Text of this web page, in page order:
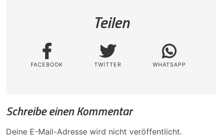
Teilen
FACEBOOK TWITTER WHATSAPP
Schreibe einen Kommentar
Deine E-Mail-Adresse wird nicht veröffentlicht.